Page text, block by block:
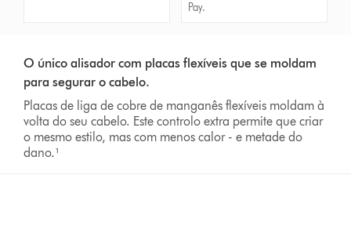
Pay.
O único alisador com placas flexíveis que se moldam
para segurar o cabelo.
Placas de liga de cobre de manganês flexíveis moldam à
volta do seu cabelo. Este controlo extra permite que criar
o mesmo estilo, mas com menos calor - e metade do
dano.¹